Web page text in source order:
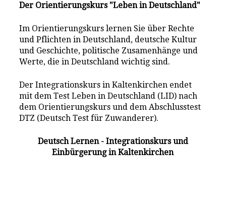
Der Orientierungskurs "Leben in Deutschland"
Im Orientierungskurs lernen Sie über Rechte
und Pflichten in Deutschland, deutsche Kultur
und Geschichte, politische Zusamenhänge und
Werte, die in Deutschland wichtig sind.
Der Integrationskurs in Kaltenkirchen endet
mit dem Test Leben in Deutschland (LID) nach
dem Orientierungskurs und dem Abschlusstest
DTZ (Deutsch Test für Zuwanderer).
Deutsch Lernen - Integrationskurs und
Einbürgerung in Kaltenkirchen